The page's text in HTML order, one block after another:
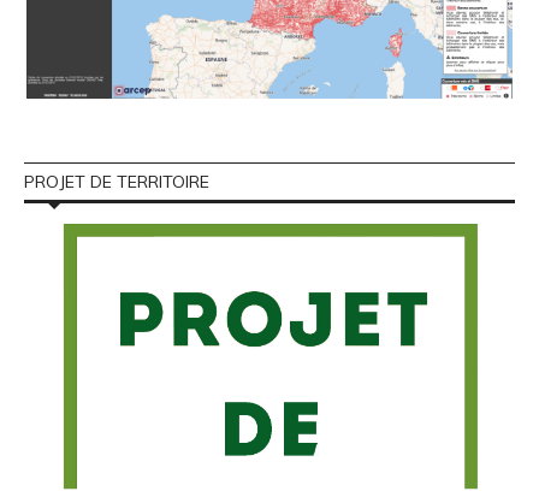
PROJET DE TERRITOIRE